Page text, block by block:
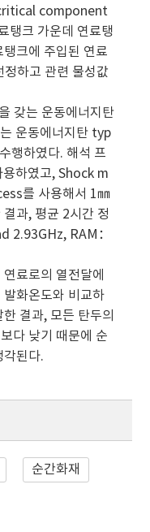
critical component
탱크 가운데 연료탱
크에 주입된 연료
정하고 관련 물성값
갖는 운동에너지탄
운동에너지탄 typ
행하였다. 해석 프
하였고, Shock m
를 사용해서 1㎜
과, 평균 2시간 정
2.93GHz, RAM：
료로의 열전달에
화온도와 비교하
결과, 모든 탄두의
다 낮기 때문에 순
각된다.
순간화재